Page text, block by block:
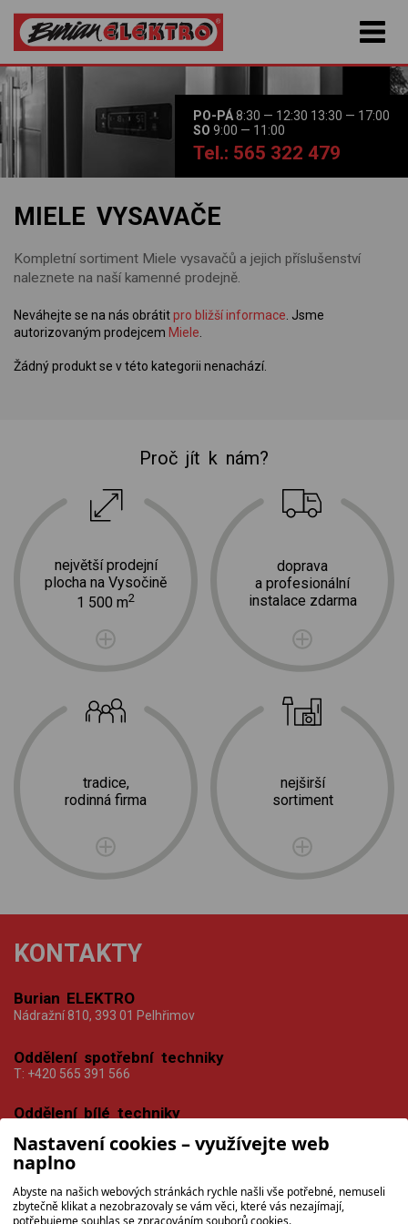
PO-PÁ8:30 — 12:30 13:30 — 17:00
SO 9:00 — 11:00
Tel.: 565 322 479
MIELE VYSAVAČE
Kompletní sortiment Miele vysavačů a jejich příslušenství
naleznete na naší kamenné prodejně.
Neváhejte se na nás obrátitpro bližší informace . Jsme
autorizovaným prodejcem Miele
Žádný produkt se v této kategorii nenachází.
Proč jít k nám?
největší prodejní
plocha na Vysočině
1 500 m2
tradice,
rodinná firma
doprava
a profesionální
instalace zdarma
nejširší
sortiment
KONTAKTY
Burian ELEKTRO
Nádražní 810, 393 01 Pelhřimov
Oddělení spotřební techniky
T: +420 565 391 566
Oddělení bílé techniky
Prodejní doba
PO-PÁ
8:30 — 12:30 13:30 — 17:00
SO9:00 — 11:00
Nastavení cookies – využívejte web
naplno
Abyste na našich webových stránkách rychle našli vše potřebné, nemuseli
zbytečně klikat a nezobrazovaly se vám věci, které vás nezajímají,
potřebujeme souhlas se zpracováním souborů cookies.